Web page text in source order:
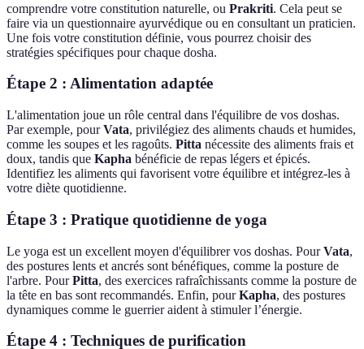
comprendre votre constitution naturelle, ou Prakriti. Cela peut se
faire via un questionnaire ayurvédique ou en consultant un praticien.
Une fois votre constitution définie, vous pourrez choisir des
stratégies spécifiques pour chaque dosha.
Étape 2 : Alimentation adaptée
L'alimentation joue un rôle central dans l'équilibre de vos doshas.
Par exemple, pourVata, privilégiez des aliments chauds et humides,
comme les soupes et les ragoûts. Pitta nécessite des aliments frais et
doux, tandis que Kapha bénéficie de repas légers et épicés.
Identifiez les aliments qui favorisent votre équilibre et intégrez-les à
votre diète quotidienne.
Étape 3 : Pratique quotidienne de yoga
Le yoga est un excellent moyen d'équilibrer vos doshas. PourVata,
des postures lents et ancrés sont bénéfiques, comme la posture de
l'arbre. PourPitta, des exercices rafraîchissants comme la posture de
la tête en bas sont recommandés. Enfin, pourKapha, des postures
dynamiques comme le guerrier aident à stimuler l’énergie.
Étape 4 : Techniques de purification